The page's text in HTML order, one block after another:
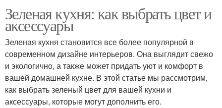
Зеленая кухня: как выбрать цвет и
аксессуары
Зеленая кухня становится все более популярной в
современном дизайне интерьеров. Она выглядит свежо
и экологично, а также может придать уют и комфорт в
вашей домашней кухне. В этой статье мы рассмотрим,
как выбрать зеленый цвет для вашей кухни и
аксессуары, которые могут дополнить его.